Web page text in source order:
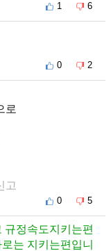
1 6
0 2
로
고
0 5
규정속도지키는편
는 지키는편입니